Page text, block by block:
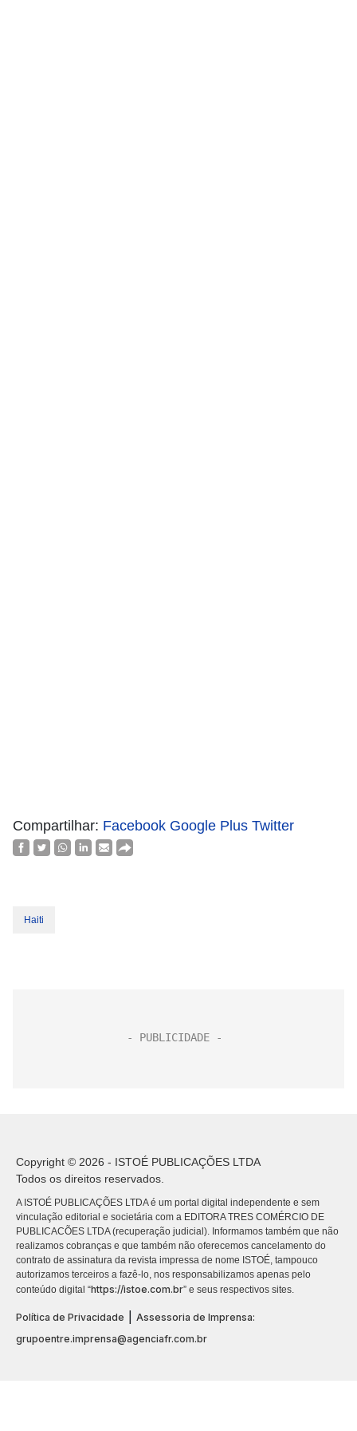
Compartilhar: Facebook Google Plus Twitter
Haiti
Copyright © 2026 - ISTOÉ PUBLICAÇÕES LTDA
Todos os direitos reservados.
A ISTOÉ PUBLICAÇÕES LTDA é um portal digital independente e sem
vinculação editorial e societária com a EDITORA TRES COMÉRCIO DE
PUBLICACÕES LTDA (recuperação judicial). Informamos também que não
realizamos cobranças e que também não oferecemos cancelamento do
contrato de assinatura da revista impressa de nome ISTOÉ, tampouco
autorizamos terceiros a fazê-lo, nos responsabilizamos apenas pelo
conteúdo digital “https://istoe.com.br” e seus respectivos sites.
Política de Privacidade | Assessoria de Imprensa:
grupoentre.imprensa@agenciafr.com.br